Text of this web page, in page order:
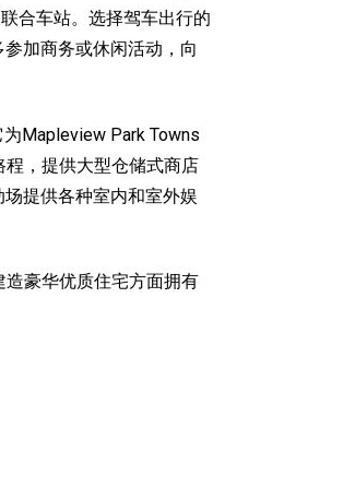
合车站。选择驾车出行的
加商务或休闲活动，向
Mapleview Park Towns
，提供大型仓储式商店
提供各种室内和室外娱
造豪华优质住宅方面拥有